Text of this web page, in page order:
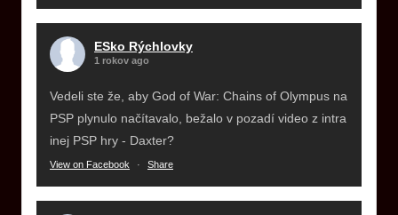
ESko Rýchlovky
1 rokov ago
Vedeli ste že, aby God of War: Chains of Olympus na
PSP plynulo načítavalo, bežalo v pozadí video z intra
inej PSP hry - Daxter?
View on Facebook · Share